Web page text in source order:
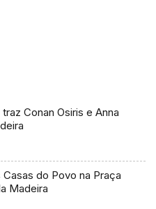
Conan Osiris e Anna
Casas do Povo na Praça
Madeira